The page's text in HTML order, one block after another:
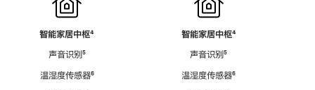
智能家居中枢脚
⁴
声音识别脚
⁵
温湿度传感器脚
⁶
智能家居中枢脚
⁴
声音识别脚
⁵
温湿度传感器脚
⁶